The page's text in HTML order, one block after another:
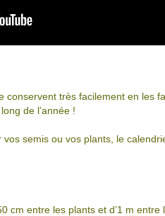
très facilement en les
de l’année !
semis ou vos plants, le
cm entre les plants et d’1 m